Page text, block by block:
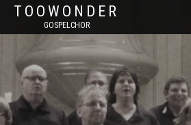
TOOWONDER
GOSPELCHOR